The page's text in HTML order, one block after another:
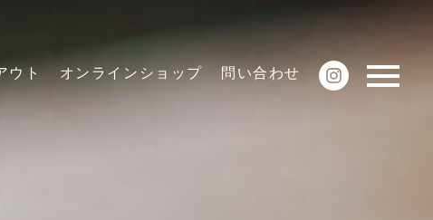
ウト オンラインショップ 問い合わせ